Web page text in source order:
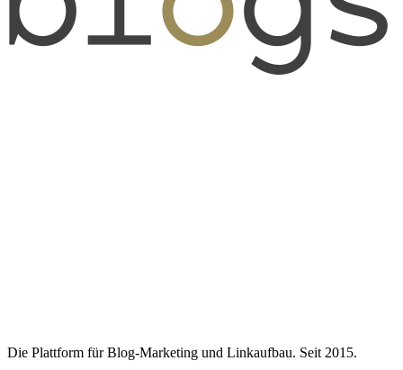
Die Plattform für Blog-Marketing und Linkaufbau. Seit 2015.